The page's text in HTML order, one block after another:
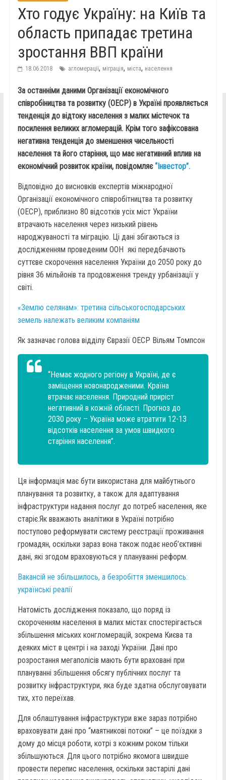
Хто годує Україну: на Київ та
область припадає третина
зростання ВВП країни
18.06.2018 агломерації, міграція, міста, населення
За останніми даними Організації економічного
співробіництва та розвитку (ОЕСР) в Україні проявляється
тенденція до відтоку населення з малих містечок та
посилення великих агломерацій. Крім того зафіксована
негативна тенденція до зменшення чисельності
населення та його старіння, що має негативний вплив на
економічний розвиток країни, повідомляє“Інвестор”.
Відповідно до висновків експертів міжнародної
Організації економічного співробітництва та розвитку
(ОЕСР), приблизно 80 відсотків усіх міст України
втрачають населення через низький рівень
народжуваності та міграцію. Ці дані збігаються із
дослідженням проведеним ООН які передбачають
суттєве скорочення населення України до 2050 року до
рівня 36 мільйонів та продовження тренду урбанізації у
світі.
«Землю селянам»: третина сільськогосподарських
земель належать великим компаніям
Як зазначає голова відділу Євразії ОЕСР Вільям Томпсон
“Немає жодного регіону в Україні, де є
заміщення новонародженими. Країна
втрачає населення. Природний приріст
негативний в кожній області. Прогноз до
2030 року – Україна може втратити 12-13
відсотків населення за умов швидкого
старіння населення”.
Ця інформація має бути використана для майбутнього
планування та розвитку, а також для адаптування
інфраструктури надання послуг до потреб населення, яке
старіє.Як вважають аналітики в Україні потрібно
поступово реформувати систему реєстрації проживання
громадян, оскільки зараз вона також подає необ’єктивні
дані, які згодом враховуються у плануванні реформ.
Вакансій не збільшилось, а безробіття зменшилось:
українські реалії
Натомість дослідження показало, що поряд із
скороченням населення в малих містах спостерігається
збільшення міських конгломерацій, зокрема Києва та
деяких міст в центрі і на заході України. Дані про
розростання мегаполісів мають бути враховані при
плануванні збільшення обсягу публічних послуг та
розвитку інфраструктури, яка буде здатна обслуговувати
тих, хто переїхав.
Для облаштування інфраструктури вже зараз потрібно
враховувати дані про “маятникові потоки” – це поїздки з
дому до місця роботи, котрі з кожним роком тільки
збільшуються. Для цього потрібно якомога швидше
провести перепис населення, оскільки застарілі дані